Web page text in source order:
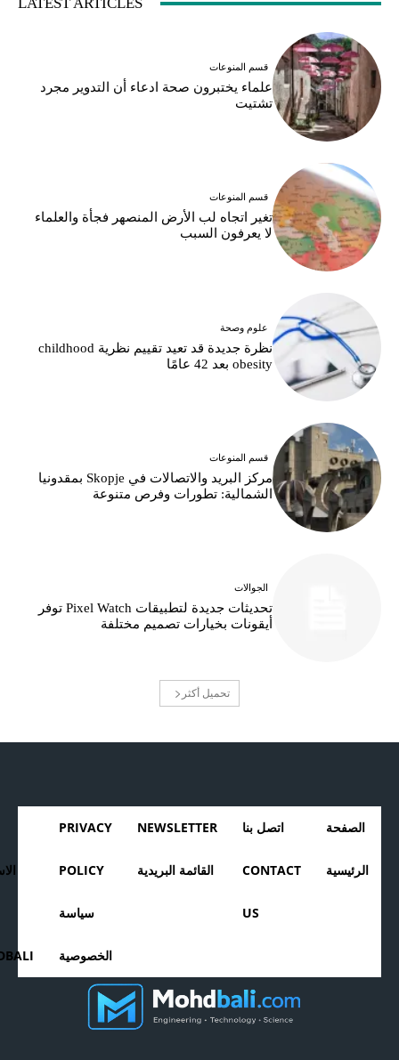
قسم المنوعات
علماء يختبرون صحة ادعاء أن التدوير مجرد
تشتيت
قسم المنوعات
تغير اتجاه لب الأرض المنصهر فجأة والعلماء
لا يعرفون السبب
علوم وصحة
نظرة جديدة قد تعيد تقييم نظرية childhood
obesity بعد 42 عامًا
قسم المنوعات
مركز البريد والاتصالات في Skopje بمقدونيا
الشمالية: تطورات وفرص متنوعة
الجوالات
تحديثات جديدة لتطبيقات Pixel Watch توفر
أيقونات بخيارات تصميم مختلفة
تحميل أكثر
الصفحة
الرئيسية
اتصل بنا
CONTACT
US
NEWSLETTER
القائمة البريدية
PRIVACY
POLICY
سياسة
الخصوصية